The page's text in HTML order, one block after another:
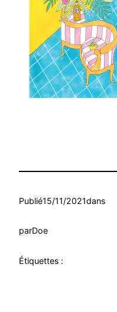
Publié15/11/2021dans
parDoe
Étiquettes :